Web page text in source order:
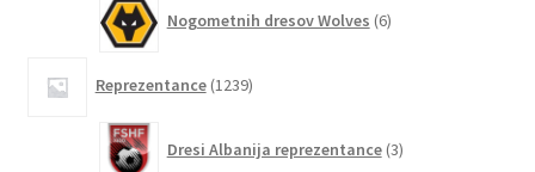
Nogometnih dresov Wolves 6izdelkov
Reprezentance 1239izdelkov
Dresi Albanija reprezentance 3izdelki